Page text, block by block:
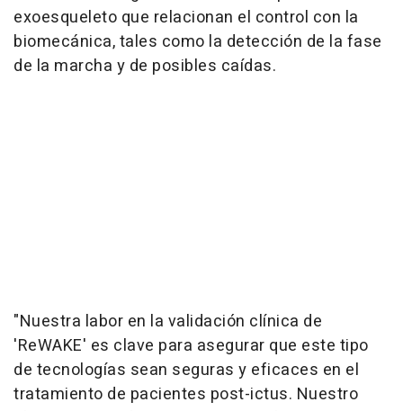
exoesqueleto que relacionan el control con la
biomecánica, tales como la detección de la fase
de la marcha y de posibles caídas.
"Nuestra labor en la validación clínica de
'ReWAKE' es clave para asegurar que este tipo
de tecnologías sean seguras y eficaces en el
tratamiento de pacientes post-ictus. Nuestro